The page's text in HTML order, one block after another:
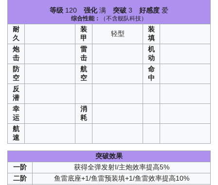
等级 120 强化满 突破 3 好感度 爱
综合性能： （不含舰队科技）
耐
久
装
甲
轻型
装
填
炮
击
雷
击
机
动
防
空
航
空
命
中
反
潜
幸
运
消
耗
航
速
突破效果
一阶
获得全弹发射I/主炮效率提高5%
二阶
鱼雷底座+1/鱼雷预装填+1/鱼雷效率提高10%